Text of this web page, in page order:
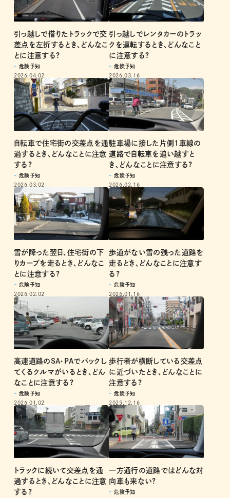
引っ越しで借りたトラックで交
差点を左折するとき、どんなこ
とに注意する?
危険予知
2026.04.02
引っ越しでレンタカーのトラッ
クを運転するとき、どんなこと
に注意する?
危険予知
2026.03.16
自転車で住宅街の交差点を通
過するとき、どんなことに注意
する?
危険予知
2026.03.02
駐車場に接した片側1車線の
道路で自転車を追い越すと
き、どんなことに注意する?
危険予知
2026.02.16
雪が降った翌日、住宅街の下
りカーブを走るとき、どんなこ
とに注意する?
危険予知
2026.02.02
歩道がない雪の残った道路を
走るとき、どんなことに注意す
る?
危険予知
2026.01.16
高速道路のSA・PAでバックし
てくるクルマがいるとき、どん
なことに注意する?
危険予知
2026.01.02
歩行者が横断している交差点
に近づいたとき、どんなことに
注意する?
危険予知
2025.12.16
トラックに続いて交差点を通
過するとき、どんなことに注意
する?
一方通行の道路ではどんな対
向車も来ない?
危険予知